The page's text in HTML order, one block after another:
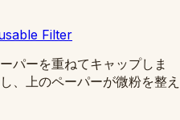
Filter
パーを重ねてキャップしま
、上のペーパーが微粉を整え